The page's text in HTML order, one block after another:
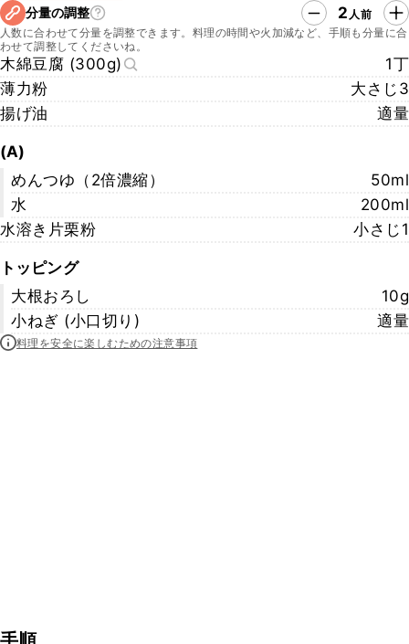
分量の調整 2 人前
人数に合わせて分量を調整できます。料理の時間や火加減など、手順も分量に合
わせて調整してくださいね。
木綿豆腐 (300g)
1丁
薄力粉
大さじ3
揚げ油
適量
(A)
めんつゆ（2倍濃縮）
50ml
水
200ml
水溶き片栗粉
小さじ1
トッピング
大根おろし
10g
小ねぎ (小口切り)
適量
料理を安全に楽しむための注意事項